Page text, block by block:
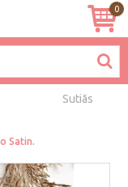
0
Sutiãs
Satin.